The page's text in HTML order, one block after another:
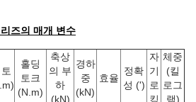
즈의 매개 변수
홀딩
토크
(N.m)
축상
의 부
하
(kN)
경하
중
(kN)
효율
정확
성 (')
자
기
로
킹
체중
(킬
로그
램)